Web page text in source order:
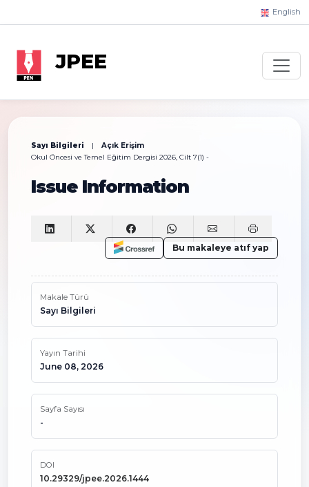
English
JPEE
Sayı Bilgileri |
Açık Erişim
Okul Öncesi ve Temel Eğitim Dergisi 2026, Cilt 7(1) -
Issue Information
Bu makaleye atıf yap
Makale Türü
Sayı Bilgileri
Yayın Tarihi
June 08, 2026
Sayfa Sayısı
-
DOI
10.29329/jpee.2026.1444